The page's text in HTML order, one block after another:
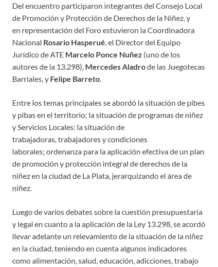
Del encuentro participaron integrantes del Consejo Local
de Promoción y Protección de Derechos de la Niñez, y
en representación del Foro estuvieron la Coordinadora
Nacional Rosario Hasperué, el Director del Equipo
Jurídico de ATE Marcelo Ponce Nuñez (uno de los
autores de la 13.298), Mercedes Aladrode las Juegotecas
Barriales, y Felipe Barreto.
Entre los temas principales se abordó la situación de pibes
y pibas en el territorio; la situación de programas de niñez
y Servicios Locales: la situación de
trabajadoras, trabajadores y condiciones
laborales; ordenanza para la aplicación efectiva de un plan
de promoción y protección integral de derechos de la
niñez en la ciudad de La Plata, jerarquizando el área de
niñez.
Luego de varios debates sobre la cuestión presupuestaria
y legal en cuanto a la aplicación de la Ley 13.298, se acordó
llevar adelante un relevamiento de la situación de la niñez
en la ciudad, teniendo en cuenta algunos indicadores
como alimentación, salud, educación, adicciones, trabajo